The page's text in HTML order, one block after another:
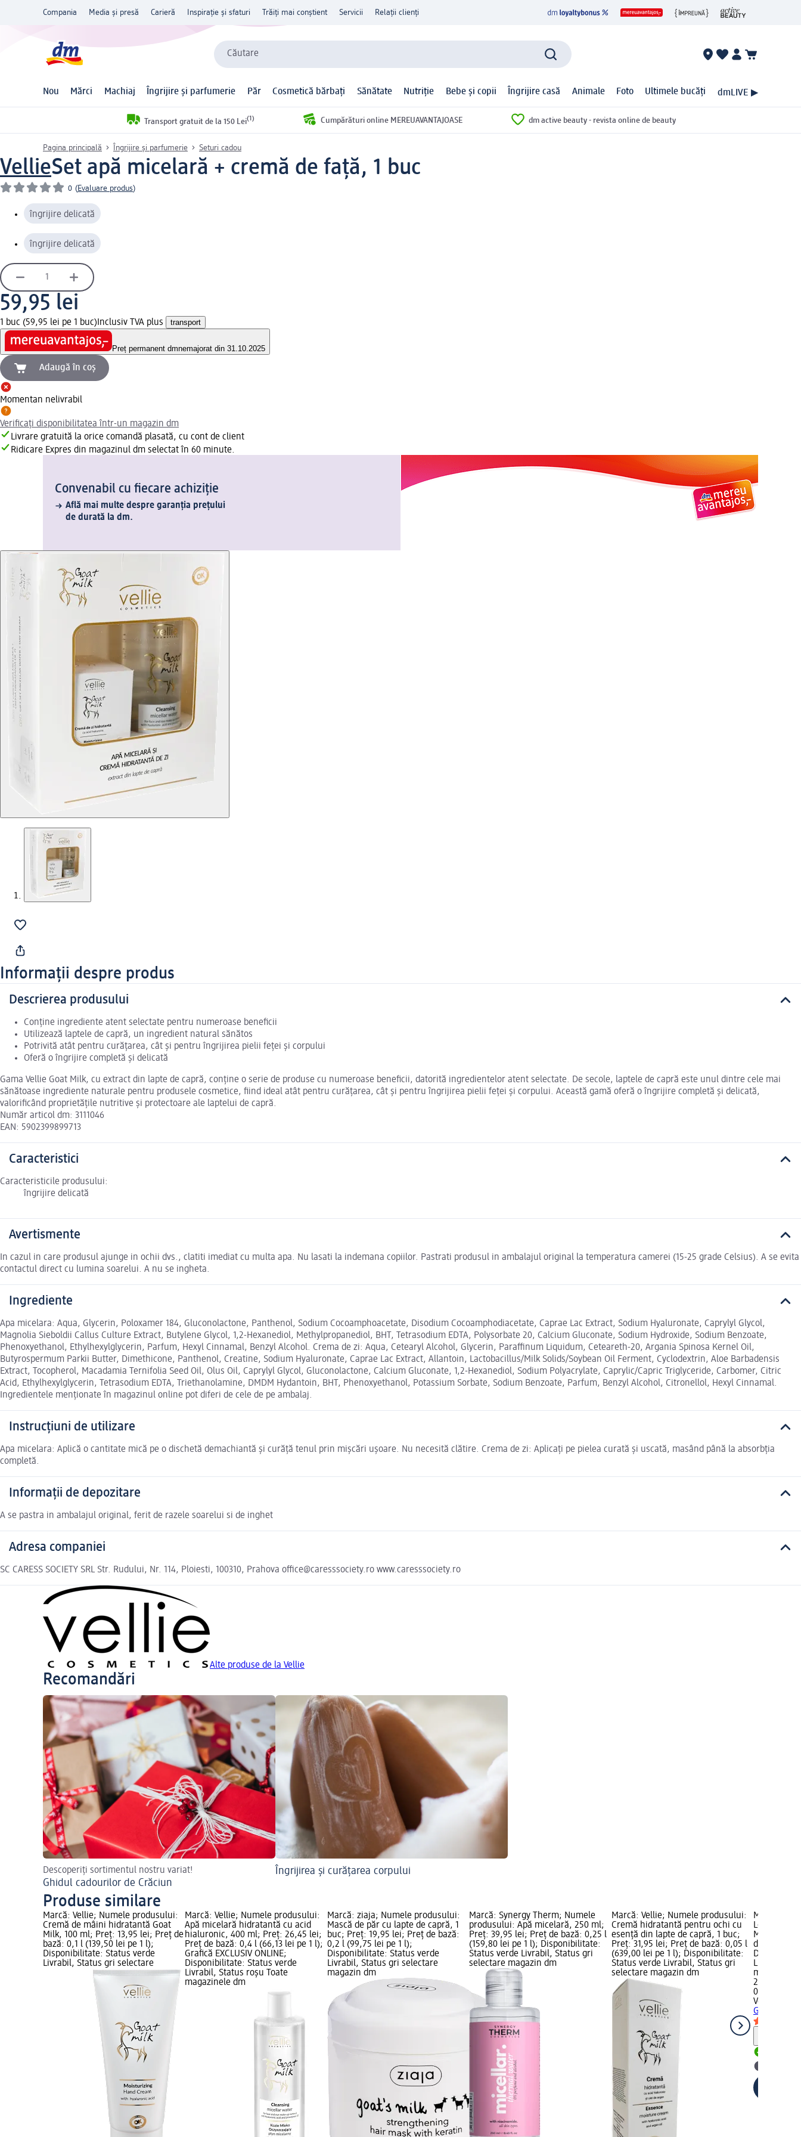
Compania Media și presă Carieră Inspirație și sfaturi Trăiți mai conștient Servicii Relații clienți
Căutare
Nou Mărci Machiaj Îngrijire și parfumerie Păr Cosmetică bărbați Sănătate Nutriție Bebe și copii Îngrijire casă Animale Foto Ultimele bucăți dmLIVE ▶
Transport gratuit de la 150 Lei(1) Cumpărături online MEREUAVANTAJOASE dm active beauty - revista online de beauty
Pagina principală Îngrijire și parfumerie Seturi cadou
VellieSet apă micelară + cremă de față, 1 buc
0 (Evaluare produs)
îngrijire delicată
îngrijire delicată
59,95 lei
1 buc (59,95 lei pe 1 buc) Inclusiv TVA plus transport
Preț permanent dmnemajorat din 31.10.2025
Adaugă în coș
Momentan nelivrabil
Verificați disponibilitatea într-un magazin dm
Livrare gratuită la orice comandă plasată, cu cont de client
Ridicare Expres din magazinul dm selectat în 60 minute.
Convenabil cu fiecare achiziție
Află mai multe despre garanția prețului
de durată la dm.
Informații despre produs
Descrierea produsului
Conține ingrediente atent selectate pentru numeroase beneficii
Utilizează laptele de capră, un ingredient natural sănătos
Potrivită atât pentru curățarea, cât și pentru îngrijirea pielii feței și corpului
Oferă o îngrijire completă și delicată
Gama Vellie Goat Milk, cu extract din lapte de capră, conține o serie de produse cu numeroase beneficii, datorită ingredientelor atent selectate. De secole, laptele de capră este unul dintre cele mai
sănătoase ingrediente naturale pentru produsele cosmetice, fiind ideal atât pentru curățarea, cât și pentru îngrijirea pielii feței și corpului. Această gamă oferă o îngrijire completă și delicată,
valorificând proprietățile nutritive și protectoare ale laptelui de capră.
Număr articol dm: 3111046
EAN: 5902399899713
Caracteristici
Caracteristicile produsului:
îngrijire delicată
Avertismente
In cazul in care produsul ajunge in ochii dvs., clatiti imediat cu multa apa. Nu lasati la indemana copiilor. Pastrati produsul in ambalajul original la temperatura camerei (15-25 grade Celsius). A se evita
contactul direct cu lumina soarelui. A nu se ingheta.
Ingrediente
Apa micelara: Aqua, Glycerin, Poloxamer 184, Gluconolactone, Panthenol, Sodium Cocoamphoacetate, Disodium Cocoamphodiacetate, Caprae Lac Extract, Sodium Hyaluronate, Caprylyl Glycol,
Magnolia Sieboldii Callus Culture Extract, Butylene Glycol, 1,2-Hexanediol, Methylpropanediol, BHT, Tetrasodium EDTA, Polysorbate 20, Calcium Gluconate, Sodium Hydroxide, Sodium Benzoate,
Phenoxyethanol, Ethylhexylglycerin, Parfum, Hexyl Cinnamal, Benzyl Alcohol. Crema de zi: Aqua, Cetearyl Alcohol, Glycerin, Paraffinum Liquidum, Ceteareth-20, Argania Spinosa Kernel Oil,
Butyrospermum Parkii Butter, Dimethicone, Panthenol, Creatine, Sodium Hyaluronate, Caprae Lac Extract, Allantoin, Lactobacillus/Milk Solids/Soybean Oil Ferment, Cyclodextrin, Aloe Barbadensis
Extract, Tocopherol, Macadamia Ternifolia Seed Oil, Olus Oil, Caprylyl Glycol, Gluconolactone, Calcium Gluconate, 1,2-Hexanediol, Sodium Polyacrylate, Caprylic/Capric Triglyceride, Carbomer, Citric
Acid, Ethylhexylglycerin, Tetrasodium EDTA, Triethanolamine, DMDM Hydantoin, BHT, Phenoxyethanol, Potassium Sorbate, Sodium Benzoate, Parfum, Benzyl Alcohol, Citronellol, Hexyl Cinnamal.
Ingredientele menționate în magazinul online pot diferi de cele de pe ambalaj.
Instrucțiuni de utilizare
Apa micelara: Aplică o cantitate mică pe o dischetă demachiantă și curăță tenul prin mișcări ușoare. Nu necesită clătire. Crema de zi: Aplicați pe pielea curată și uscată, masând până la absorbția
completă.
Informații de depozitare
A se pastra in ambalajul original, ferit de razele soarelui si de inghet
Adresa companiei
SC CARESS SOCIETY SRL Str. Rudului, Nr. 114, Ploiesti, 100310, Prahova office@caresssociety.ro www.caresssociety.ro
Alte produse de la Vellie
Recomandări
Descoperiți sortimentul nostru variat!
Ghidul cadourilor de Crăciun
Îngrijirea și curățarea corpului
Produse similare
Marcă: Vellie; Numele produsului:
Cremă de mâini hidratantă Goat
Milk, 100 ml; Preț: 13,95 lei; Preț de
bază: 0,1 l (139,50 lei pe 1 l);
Disponibilitate: Status verde
Livrabil, Status gri selectare
Marcă: Vellie; Numele produsului:
Apă micelară hidratantă cu acid
hialuronic, 400 ml; Preț: 26,45 lei;
Preț de bază: 0,4 l (66,13 lei pe 1 l);
Grafică EXCLUSIV ONLINE;
Disponibilitate: Status verde
Livrabil, Status roșu Toate
magazinele dm
Marcă: ziaja; Numele produsului:
Mască de păr cu lapte de capră, 1
buc; Preț: 19,95 lei; Preț de bază:
0,2 l (99,75 lei pe 1 l);
Disponibilitate: Status verde
Livrabil, Status gri selectare
magazin dm
Marcă: Synergy Therm; Numele
produsului: Apă micelară, 250 ml;
Preț: 39,95 lei; Preț de bază: 0,25 l
(159,80 lei pe 1 l); Disponibilitate:
Status verde Livrabil, Status gri
selectare magazin dm
Marcă: Vellie; Numele produsului:
Cremă hidratantă pentru ochi cu
esență din lapte de capră, 1 buc;
Preț: 31,95 lei; Preț de bază: 0,05 l
(639,00 lei pe 1 l); Disponibilitate:
Status verde Livrabil, Status gri
selectare magazin dm
Marcă:
Loțiune de
Milk, 500
de bază:
Livrabil,
magazin
24,55 lei
0,5 l (49,10
Vellie
Goat's